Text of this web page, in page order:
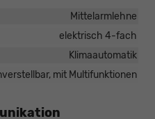
Mittelarmlehne
elektrisch 4-fach
Klimaautomatik
mit Multifunktionen